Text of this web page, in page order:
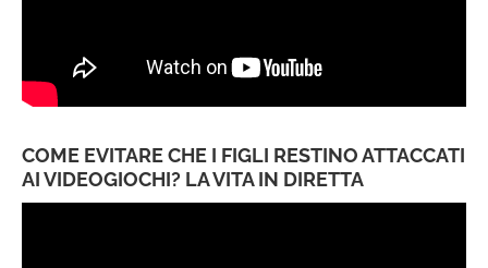
COME EVITARE CHE I FIGLI RESTINO ATTACCATI
AI VIDEOGIOCHI? LA VITA IN DIRETTA